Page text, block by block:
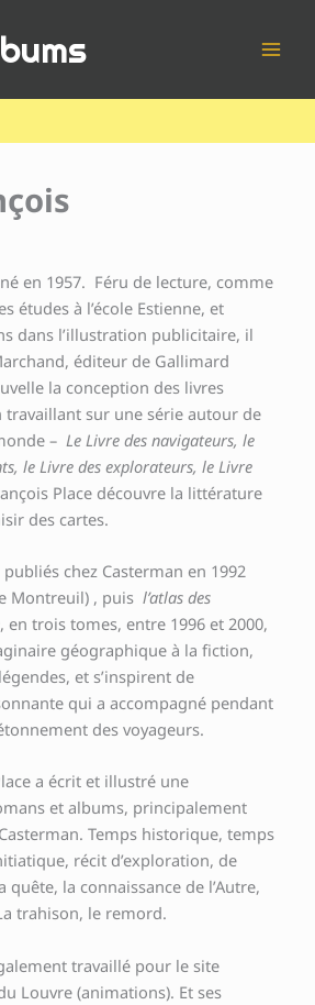
en 1957. Féru de lecture, comme
études à l’école Estienne, et
dans l’illustration publicitaire, il
éditeur de Gallimard
la conception des livres
travaillant sur une série autour de
– Le Livre des navigateurs, le
le Livre des explorateurs, le Livre
Place découvre la littérature
des cartes.
publiés chez Casterman en 1992
Montreuil) , puis l’atlas des
, en trois tomes, entre 1996 et 2000,
géographique à la fiction,
et s’inspirent de
qui a accompagné pendant
des voyageurs.
a écrit et illustré une
et albums, principalement
Temps historique, temps
récit d’exploration, de
quête, la connaissance de l’Autre,
trahison, le remord.
travaillé pour le site
Louvre (animations). Et ses